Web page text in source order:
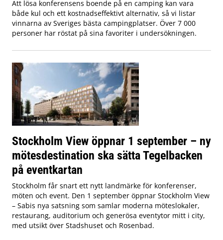
Att lösa konferensens boende på en camping kan vara
både kul och ett kostnadseffektivt alternativ, så vi listar
vinnarna av Sveriges bästa campingplatser. Över 7 000
personer har röstat på sina favoriter i undersökningen.
Stockholm View öppnar 1 september – ny
mötesdestination ska sätta Tegelbacken
på eventkartan
Stockholm får snart ett nytt landmärke för konferenser,
möten och event. Den 1 september öppnar Stockholm View
– Sabis nya satsning som samlar moderna möteslokaler,
restaurang, auditorium och generösa eventytor mitt i city,
med utsikt över Stadshuset och Rosenbad.